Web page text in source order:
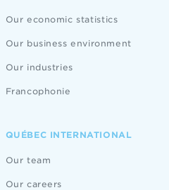
Our economic statistics
Our business environment
Our industries
Francophonie
QUÉBEC INTERNATIONAL
Our team
Our careers